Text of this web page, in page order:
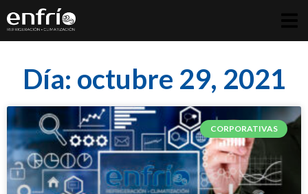
Día: octubre 29, 2021
CORPORATIVAS